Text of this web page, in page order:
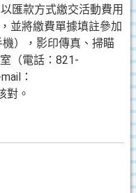
匯款方式繳交活動費用
並將繳費單據填註參加
），影印傳真、掃瞄
（電話：821-
：
對。